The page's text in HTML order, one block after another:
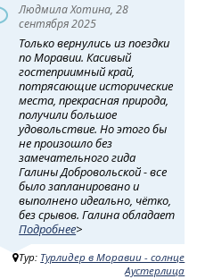
Людмила Хотина, 28
сентября 2025
Только вернулись из поездки
по Моравии. Касивый
гостеприимный край,
потрясающие исторические
места, прекрасная природа,
получили большое
удовольствие. Но этого бы
не произошло без
замечательного гида
Галины Добровольской - все
было запланировано и
выполнено идеально, чётко,
без срывов. Галина обладает
Подробнее>
Тур: Турлидер в Моравии - солнце
Аустерлица